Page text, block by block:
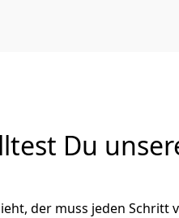
Du
der muss jeden Schritt